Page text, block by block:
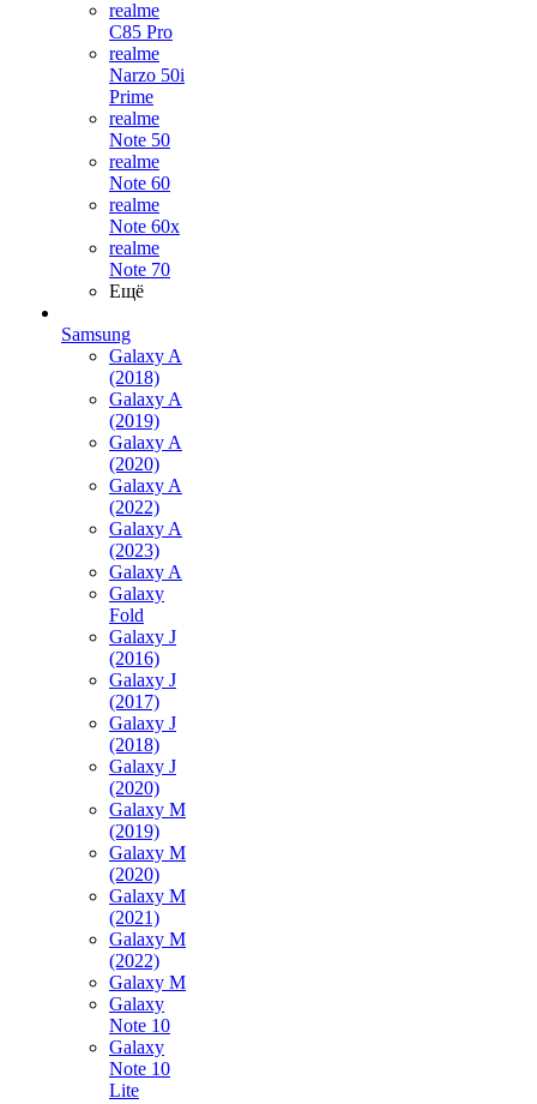
realme
C85 Pro
realme
Narzo 50i
Prime
realme
Note 50
realme
Note 60
realme
Note 60x
realme
Note 70
Ещё
Samsung
Galaxy A
(2018)
Galaxy A
(2019)
Galaxy A
(2020)
Galaxy A
(2022)
Galaxy A
(2023)
Galaxy A
Galaxy
Fold
Galaxy J
(2016)
Galaxy J
(2017)
Galaxy J
(2018)
Galaxy J
(2020)
Galaxy M
(2019)
Galaxy M
(2020)
Galaxy M
(2021)
Galaxy M
(2022)
Galaxy M
Galaxy
Note 10
Galaxy
Note 10
Lite